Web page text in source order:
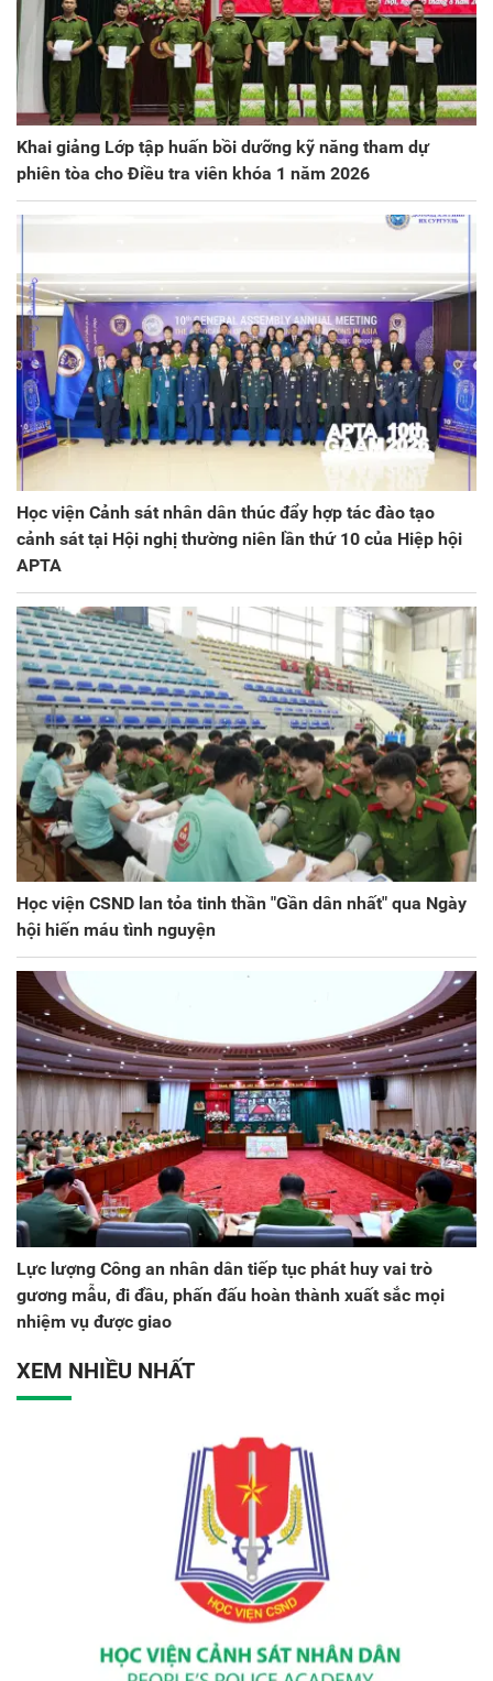
Khai giảng Lớp tập huấn bồi dưỡng kỹ năng tham dự
phiên tòa cho Điều tra viên khóa 1 năm 2026
Học viện Cảnh sát nhân dân thúc đẩy hợp tác đào tạo
cảnh sát tại Hội nghị thường niên lần thứ 10 của Hiệp hội
APTA
Học viện CSND lan tỏa tinh thần "Gần dân nhất" qua Ngày
hội hiến máu tình nguyện
Lực lượng Công an nhân dân tiếp tục phát huy vai trò
gương mẫu, đi đầu, phấn đấu hoàn thành xuất sắc mọi
nhiệm vụ được giao
XEM NHIỀU NHẤT